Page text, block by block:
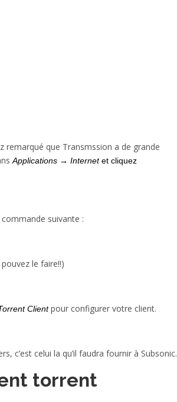
remarqué que Transmssion a de grande
Applications → Internet et cliquez
suivante :
le faire!!)
Clientpour configurer votre client.
c’est celui la qu’il faudra fournir à Subsonic.
torrent